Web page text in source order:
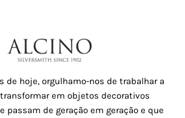
de hoje, orgulhamo-nos de trabalhar a
em objetos decorativos
passam de geração em geração e que